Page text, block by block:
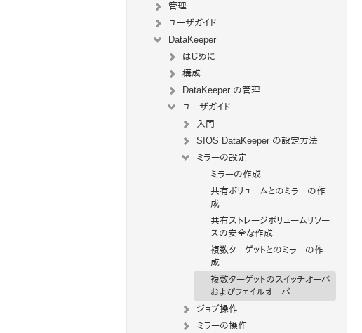
管理
ユーザガイド
DataKeeper
はじめに
構成
DataKeeper の管理
ユーザガイド
入門
SIOS DataKeeper の設定方法
ミラーの設定
ミラーの作成
共有ボリュームとのミラーの作
成
共有ストレージボリュームリソー
スの安全な作成
複数ターゲットとのミラーの作
成
複数ターゲットのスイッチオーバ
およびフェイルオーバ
ジョブ操作
ミラーの操作